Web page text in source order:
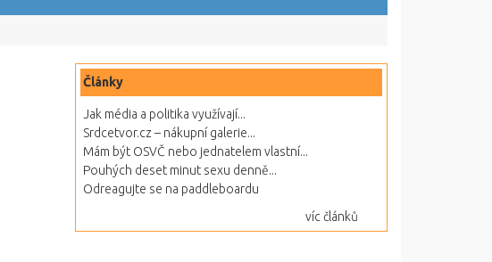
Články
Jak média a politika využívají...
Srdcetvor.cz – nákupní galerie...
Mám být OSVČ nebo jednatelem vlastní...
Pouhých deset minut sexu denně...
Odreagujte se na paddleboardu
víc článků